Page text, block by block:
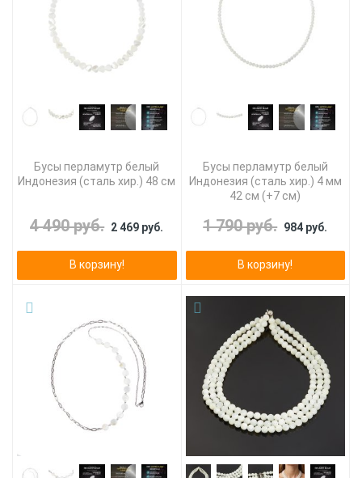
Бусы перламутр белый
Индонезия (сталь хир.) 48 см
4 490 руб. 2 469 руб.
В корзину!
Бусы перламутр белый
Индонезия (сталь хир.) 4 мм
42 см (+7 см)
1 790 руб. 984 руб.
В корзину!